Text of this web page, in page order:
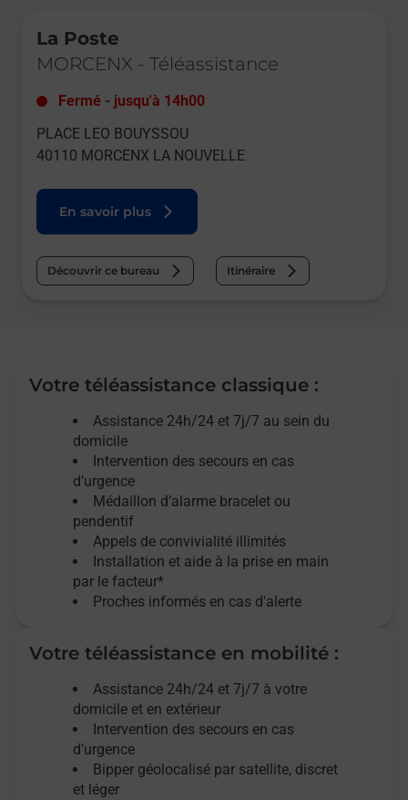
La Poste
MORCENX - Téléassistance
Fermé - jusqu'à 14h00
PLACE LEO BOUYSSOU
40110 MORCENX LA NOUVELLE
En savoir plus
Découvrir ce bureau Itinéraire
Votre téléassistance classique :
Assistance 24h/24 et 7j/7 au sein du
domicile
Intervention des secours en cas
d’urgence
Médaillon d’alarme bracelet ou
pendentif
Appels de convivialité illimités
Installation et aide à la prise en main
par le facteur*
Proches informés en cas d'alerte
Votre téléassistance en mobilité :
Assistance 24h/24 et 7j/7 à votre
domicile et en extérieur
Intervention des secours en cas
d’urgence
Bipper géolocalisé par satellite, discret
et léger